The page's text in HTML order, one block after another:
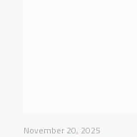
November 20, 2025